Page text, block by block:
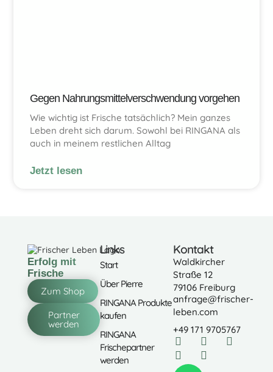
Gegen Nahrungsmittelverschwendung vorgehen
Wie wichtig ist Frische tatsächlich? Mein ganzes
Leben dreht sich darum. Sowohl bei RINGANA als
auch in meinem restlichen Alltag
Jetzt lesen
Erfolg mit
Frische
Zum Shop
Partner
werden
Links
Start
Über Pierre
RINGANA Produkte
kaufen
RINGANA
Frischepartner
werden
Kontakt
Waldkircher
Straße 12
79106 Freiburg
anfrage@frischer-
leben.com
+49 171 9705767